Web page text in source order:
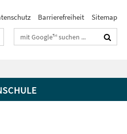
Barrierefreiheit Sitemap
Suchbegriffe